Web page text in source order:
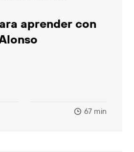
aprender con
67 min